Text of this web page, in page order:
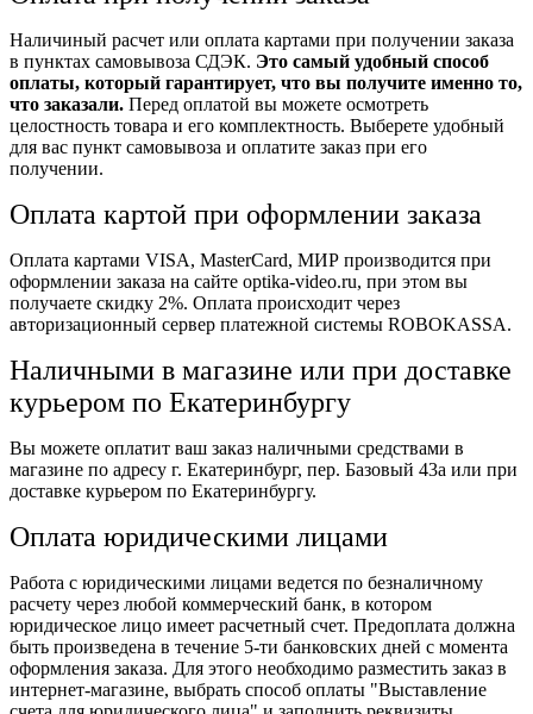
Наличиный расчет или оплата картами при получении заказа
в пунктах самовывоза СДЭК. Это самый удобный способ
оплаты, который гарантирует, что вы получите именно то,
что заказали. Перед оплатой вы можете осмотреть
целостность товара и его комплектность. Выберете удобный
для вас пункт самовывоза и оплатите заказ при его
получении.
Оплата картой при оформлении заказа
Оплата картами VISA, MasterCard, МИР производится при
оформлении заказа на сайте optika-video.ru, при этом вы
получаете скидку 2%. Оплата происходит через
авторизационный сервер платежной системы ROBOKASSA.
Наличными в магазине или при доставке
курьером по Екатеринбургу
Вы можете оплатит ваш заказ наличными средствами в
магазине по адресу г. Екатеринбург, пер. Базовый 43а или при
доставке курьером по Екатеринбургу.
Оплата юридическими лицами
Работа с юридическими лицами ведется по безналичному
расчету через любой коммерческий банк, в котором
юридическое лицо имеет расчетный счет. Предоплата должна
быть произведена в течение 5-ти банковских дней с момента
оформления заказа. Для этого необходимо разместить заказ в
интернет-магазине, выбрать способ оплаты "Выставление